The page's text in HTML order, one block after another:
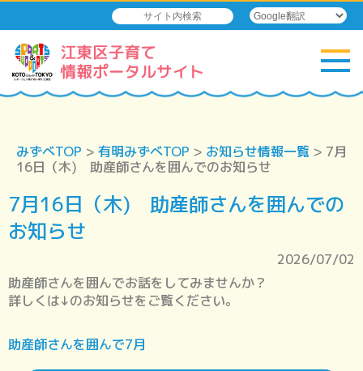
みずべTOP > 有明みずべTOP > お知らせ情報一覧 > 7月
16日（木) 助産師さんを囲んでのお知らせ
7月16日（木) 助産師さんを囲んでの
お知らせ
2026/07/02
助産師さんを囲んでお話をしてみませんか？
詳しくは↓のお知らせをご覧ください。
助産師さんを囲んで7月